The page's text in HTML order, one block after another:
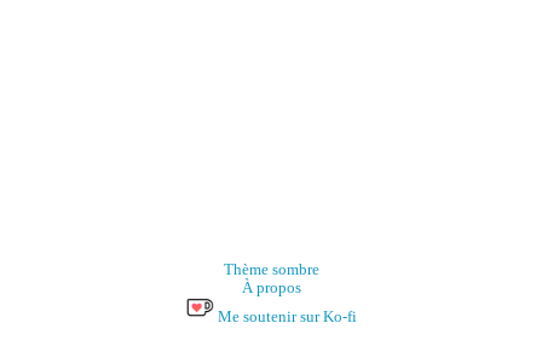
Thème sombre
À propos
Me soutenir sur Ko-fi